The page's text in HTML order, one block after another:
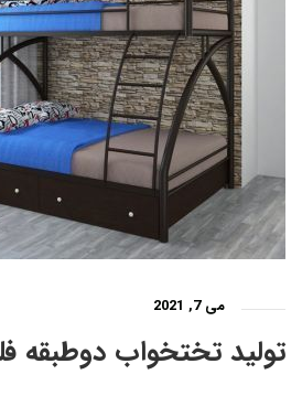
می 7, 2021
تولید تختخواب دوطبقه